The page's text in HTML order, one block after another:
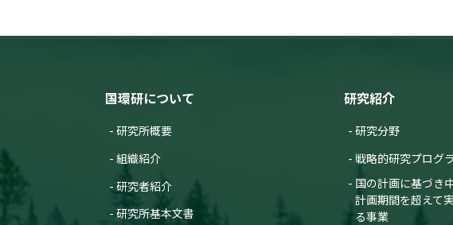
国環研について
研究所概要
組織紹介
研究者紹介
研究所基本文書
研究紹介
研究分野
戦略的研究プログ
国の計画に基づき
計画期間を超えて
る事業